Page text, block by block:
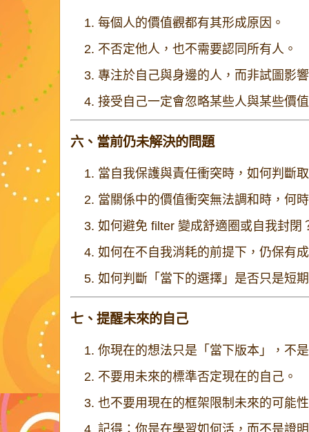
每個人的價值觀都有其形成原因。
不否定他人，也不需要認同所有人。
專注於自己與身邊的人，而非試圖影
接受自己一定會忽略某些人與某些價
六、當前仍未解決的問題
當自我保護與責任衝突時，如何判斷
當關係中的價值衝突無法調和時，何
如何避免 filter 變成舒適圈或自我封閉
如何在不自我消耗的前提下，仍保有
如何判斷「當下的選擇」是否只是短
七、提醒未來的自己
你現在的想法只是「當下版本」，不
不要用未來的標準否定現在的自己。
也不要用現在的框架限制未來的可能
記得：你是在學習如何活，而不是證